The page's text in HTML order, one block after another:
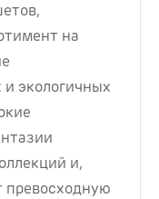
на
экологичных
и,
превосходную